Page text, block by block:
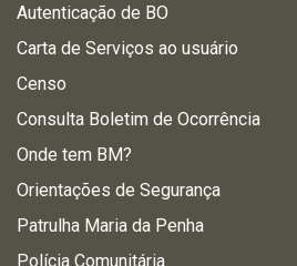
Autenticação de BO
Carta de Serviços ao usuário
Censo
Consulta Boletim de Ocorrência
Onde tem BM?
Orientações de Segurança
Patrulha Maria da Penha
Polícia Comunitária